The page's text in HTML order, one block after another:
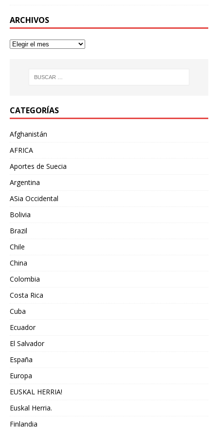
ARCHIVOS
CATEGORÍAS
Afghanistán
AFRICA
Aportes de Suecia
Argentina
ASia Occidental
Bolivia
Brazil
Chile
China
Colombia
Costa Rica
Cuba
Ecuador
El Salvador
España
Europa
EUSKAL HERRIA!
Euskal Herria.
Finlandia